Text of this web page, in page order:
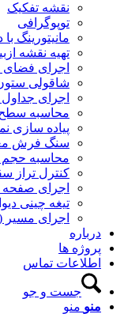
نقشه تفکیک
توپوگرافی
مانیتورینگ
تهیه نقشه
اجرای فضای
شاقولی
اجرای جداول
محاسبه
پیاده سازی
سنگ فرش
محاسبه حجم
کنترل تراز
اجرای
تیغه چینی
اجرای
درباره
پروژه ها
اطلاعات تماس
جست و جو
منو منو